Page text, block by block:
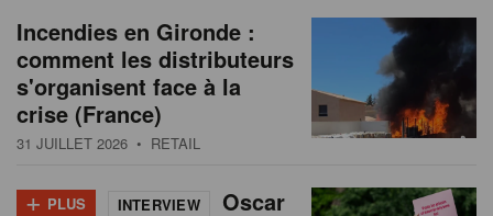
Incendies en Gironde :
comment les distributeurs
s'organisent face à la
crise (France)
31 JUILLET 2026 • RETAIL
+ PLUS INTERVIEW Oscar